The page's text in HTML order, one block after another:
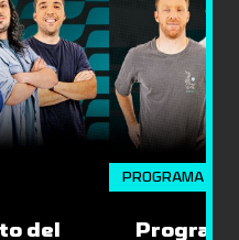
del
PROGRAMA